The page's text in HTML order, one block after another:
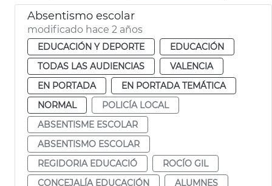
Absentismo escolar
modificado hace 2 años
EDUCACIÓN Y DEPORTE
EDUCACIÓN
TODAS LAS AUDIENCIAS
VALENCIA
EN PORTADA
EN PORTADA TEMÁTICA
NORMAL
POLICÍA LOCAL
ABSENTISME ESCOLAR
ABSENTISMO ESCOLAR
REGIDORIA EDUCACIÓ
ROCÍO GIL
CONCEJALÍA EDUCACIÓN
ALUMNES